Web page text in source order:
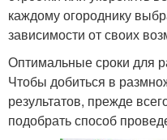
каждому огороднику
зависимости от своих
Оптимальные сроки для
Чтобы добиться в
результатов, прежде
подобрать способ